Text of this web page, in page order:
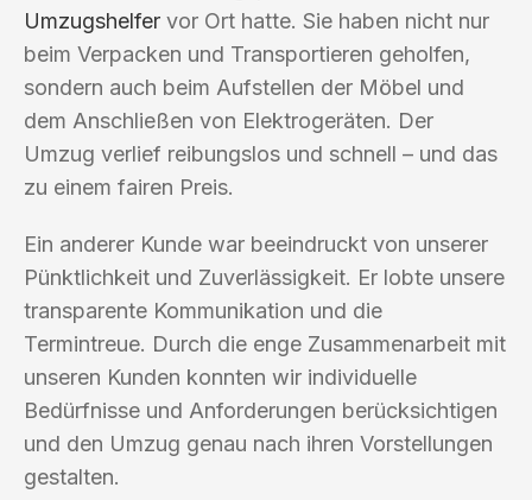
Umzugshelfer vor Ort hatte. Sie haben nicht nur
beim Verpacken und Transportieren geholfen,
sondern auch beim Aufstellen der Möbel und
dem Anschließen von Elektrogeräten. Der
Umzug verlief reibungslos und schnell – und das
zu einem fairen Preis.
Ein anderer Kunde war beeindruckt von unserer
Pünktlichkeit und Zuverlässigkeit. Er lobte unsere
transparente Kommunikation und die
Termintreue. Durch die enge Zusammenarbeit mit
unseren Kunden konnten wir individuelle
Bedürfnisse und Anforderungen berücksichtigen
und den Umzug genau nach ihren Vorstellungen
gestalten.